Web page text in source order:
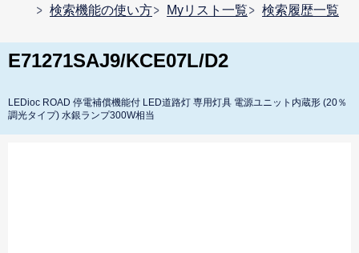
検索機能の使い方 Myリスト一覧 検索履歴一覧
E71271SAJ9/KCE07L/D2
LEDioc ROAD 停電補償機能付 LED道路灯 専用灯具 電源ユニット内蔵形 (20％
調光タイプ) 水銀ランプ300W相当